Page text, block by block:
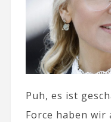
Puh, es ist
Force haben wir